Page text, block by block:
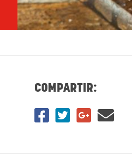
COMPARTIR: